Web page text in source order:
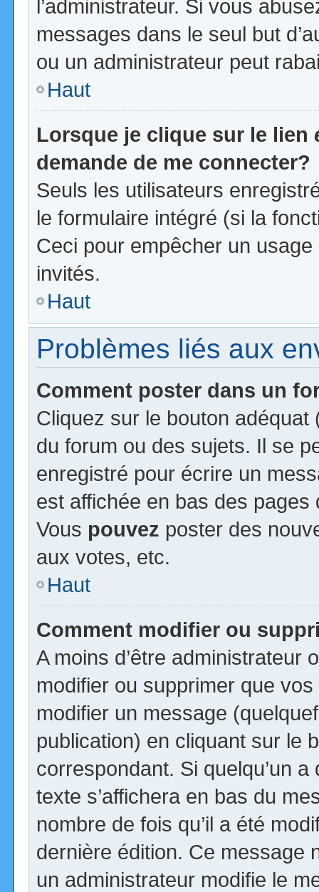
l’administrateur. Si vous
messages dans le seul but
ou un administrateur peut
Haut
Lorsque je clique sur le lien
demande de me connecter?
Seuls les utilisateurs
le formulaire intégré (si la
Ceci pour empêcher un
invités.
Haut
Problèmes liés aux
Comment poster dans un
Cliquez sur le bouton
du forum ou des sujets. Il se
enregistré pour écrire un
est affichée en bas des
Vous pouvez poster des
aux votes, etc.
Haut
Comment modifier ou
A moins d’être administrateur
modifier ou supprimer que
modifier un message
publication) en cliquant sur le
correspondant. Si quelqu’un
texte s’affichera en bas du
nombre de fois qu’il a été
dernière édition. Ce message
un administrateur modifie le